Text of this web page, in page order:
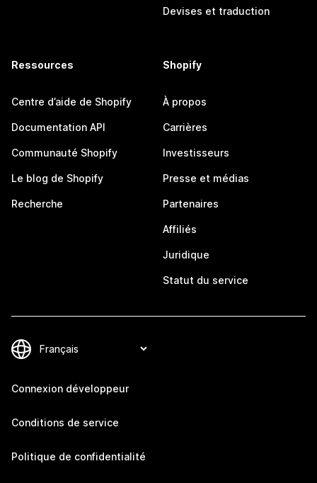
Devises et traduction
Ressources
Centre d’aide de Shopify
Documentation API
Communauté Shopify
Le blog de Shopify
Recherche
Shopify
À propos
Carrières
Investisseurs
Presse et médias
Partenaires
Affiliés
Juridique
Statut du service
Connexion développeur
Conditions de service
Politique de confidentialité